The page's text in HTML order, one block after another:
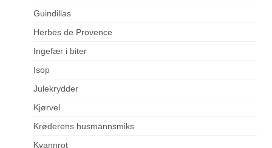
Guindillas
Herbes de Provence
Ingefær i biter
Isop
Julekrydder
Kjørvel
Krøderens husmannsmiks
Kvannrot